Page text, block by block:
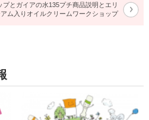
プとガイアの水135プチ商品説明とエリ
アム入りオイルクリームワークショップ